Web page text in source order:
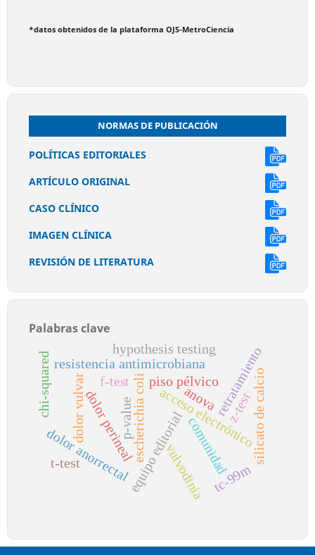
*datos obtenidos de la plataforma OJS-MetroCiencia
NORMAS DE PUBLICACIÓN
POLÍTICAS EDITORIALES
ARTÍCULO ORIGINAL
CASO CLÍNICO
IMAGEN CLÍNICA
REVISIÓN DE LITERATURA
Palabras clave
equipo editorialacceso electrónico
comunidad
escherichia coli
resistencia antimicrobiana
dolor perineal
vulvodinia
dolor vulvar piso pélvico
dolor anorrectal
retratamiento
silicato de calcio
hypothesis testing
p-value z-test
t-test
anova
chi-squared f-test
tc-99m